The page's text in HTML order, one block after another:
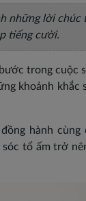
những lời chúc
tiếng cười.
trong cuộc
khoảnh khắc
hành cùng
sóc tổ ấm trở